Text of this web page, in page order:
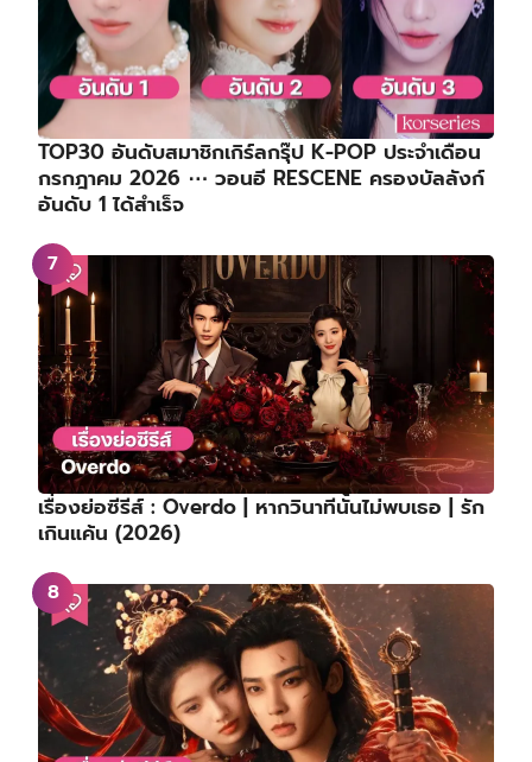
TOP30 อันดับสมาชิกเกิร์ลกรุ๊ป K-POP ประจำเดือน
กรกฎาคม 2026 ⋯ วอนอี RESCENE ครองบัลลังก์
อันดับ 1 ได้สำเร็จ
เรื่องย่อซีรีส์ : Overdo | หากวินาทีนั้นไม่พบเธอ | รัก
เกินแค้น (2026)